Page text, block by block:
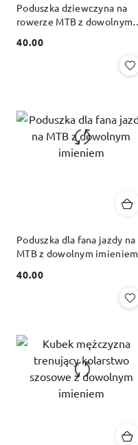
Poduszka dziewczyna na
rowerze MTB z dowolnym
Cena:
40.00
Poduszka dla fana jazdy na
MTB z dowolnym imieniem
Cena:
40.00